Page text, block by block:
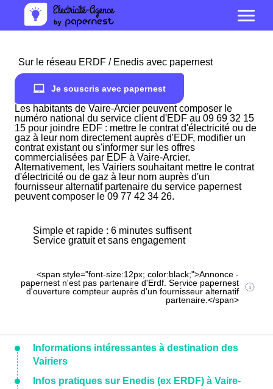
Sur le réseau ERDF / Enedis avec papernest
Je souscris avec papernest
Les habitants de Vaire-Arcier peuvent composer le
numéro national du service client d'EDF au 09 69 32 15
15 pour joindre EDF : mettre le contrat d'électricité ou de
gaz à leur nom directement auprès d'EDF, modifier un
contrat existant ou s'informer sur les offres
commercialisées par EDF à Vaire-Arcier.
Alternativement, les Vairiers souhaitant mettre le contrat
d'électricité ou de gaz à leur nom auprès d'un
fournisseur alternatif partenaire du service papernest
peuvent composer le 09 77 42 34 26.
Simple et rapide : 6 minutes suffisent
Service gratuit et sans engagement
<span style="font-size:12px; color:black;">Annonce -
papernest n'est pas partenaire d'Erdf. Service papernest
d'ouverture compteur auprès d'un fournisseur alternatif
partenaire.</span>
Informations intéressantes à destination des
Vairiers
Infos pratiques sur Enedis (ex ERDF) à Vaire-